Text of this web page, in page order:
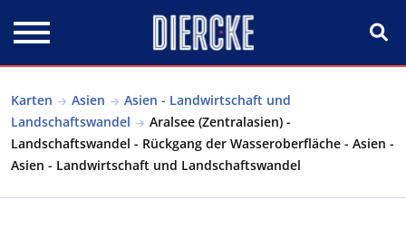
Karten Asien
Asien - Landwirtschaft und
Landschaftswandel
Aralsee (Zentralasien) -
Landschaftswandel - Rückgang der Wasseroberfläche - Asien -
Asien - Landwirtschaft und Landschaftswandel